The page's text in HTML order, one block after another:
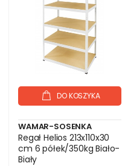
DO KOSZYKA
WAMAR-SOSENKA
Regał Helios 213x110x30
cm 6 półek/350kg Biało-
Biały